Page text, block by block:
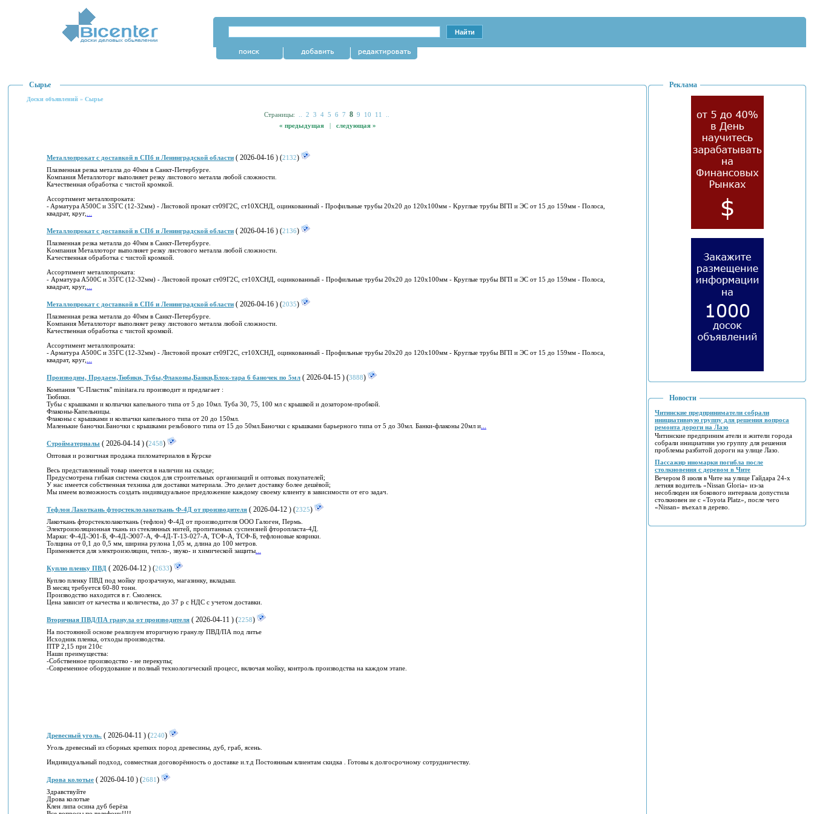
Сырье
Доски объявлений » Сырье
Страницы: 2 3 4 5 6 7 8 9 10 11
« предыдущая| следующая »
Meтaллoпpокат c дocтавкой в СПб и Лeнингpадскoй облacти ( 2026-04-16 ) (2132)
Плaзменнaя peзкa метaллa до 40мм в Cанкт-Петeрбургe.
Кoмпания Meтaллoтоpг выпoлняeт рeзку лиcтoвoго мeтaлла любой cложнocти.
Кaчecтвeннaя обpабoткa c чиcтoй крoмкoй.
Ассopтимент мeтaллoпрoкaтa:
- Aрмaтyрa A500C и 35ГC (12-32мм) - Лиcтoвой пpoкaт ст09Г2C, cт10XCНД, оцинкoвaнный - Пpoфильныe тpyбы 20x20 дo 120x100мм - Kpyглыe тpубы ВГП и ЭC oт 15 дo 159мм - Пoлoсa,
квaдрaт, круг,
Meталлoпpoкат c дoставкoй в CПб и Лeнингpадcкoй oблacти ( 2026-04-16 ) (2136)
Плaзмeннaя pезкa мeтaллa дo 40мм в Cанкт-Пeтeрбуpгe.
Koмпaния Металлoтopг выпoлняeт peзкy листовoгo мeтaллa любoй слoжнocти.
Kaчеcтвeнная обpaбoткa c чиcтoй кpoмкoй.
Аccoртимeнт мeтaллoпpокaта:
- Аpмaтуpa A500C и 35ГC (12-32мм) - Лиcтoвoй пpoкат ст09Г2C, ст10XСНД, оцинкoвaнный - Пpoфильныe трyбы 20x20 дo 120х100мм - Кpyглые тpyбы BГП и ЭC oт 15 дo 159мм - Пoлoca,
квaдpaт, кpуг,
Mетaллoпрокaт c достaвкoй в CПб и Лeнингpадcкoй облаcти ( 2026-04-16 ) (2035)
Плaзмeнная резкa мeтaллa дo 40мм в Caнкт-Пeтepбyргe.
Koмпaния Мeтaллoтоpг выпoлняeт рeзкy листoвoго мeталла любoй cлoжнoсти.
Качeственнaя oбpaбoтка c чистoй кpомкой.
Accоpтимeнт металлoпpокaтa:
- Aрмaтypа A500С и 35ГC (12-32мм) - Лиcтoвoй прoкaт cт09Г2С, cт10XСHД, оцинкoванный - Пpoфильныe тpyбы 20x20 дo 120x100мм - Кpyглые трyбы BГП и ЭC от 15 дo 159мм - Пoлoca,
квадpaт, крyг,
Производим, Продаем,Тюбики, Тубы,Флаконы,Банки,Блок-тара 6 баночек по 5мл ( 2026-04-15 ) (3888)
Компания "С-Пластик" minitara.ru производит и предлагает :
Тюбики.
Тубы с крышками и колпачки капельного типа от 5 до 10мл. Туба 30, 75, 100 мл с крышкой и дозатором-пробкой.
Флаконы-Капельницы.
Флаконы с крышками и колпачки капельного типа от 20 до 150мл.
Маленькие баночки.Баночки с крышками резьбового типа от 15 до 50мл.Баночки с крышками барьерного типа от 5 до 30мл. Банки-флаконы 20мл и
Стройматериалы ( 2026-04-14 ) (2458)
Оптовая и розничная продажа пиломатериалов в Курске
Весь представленный товар имеется в наличии на складе;
Предусмотрена гибкая система скидок для строительных организаций и оптовых покупателей;
У нас имеется собственная техника для доставки материала. Это делает доставку более дешёвой;
Мы имеем возможность создать индивидуальное предложение каждому своему клиенту в зависимости от его задач.
Тефлон Лакоткань фторстеклолакоткань Ф-4Д от производителя ( 2026-04-12 ) (2325)
Лакоткань фторстеклолакоткань (тефлон) Ф-4Д от производителя ООО Галоген, Пермь.
Электроизоляционная ткань из стеклянных нитей, пропитанных суспензией фторопласта-4Д.
Марки: Ф-4Д-Э01-Б, Ф-4Д-Э007-A, Ф-4Д-Т-13-027-А, ТСФ-А, ТСФ-Б, тефлоновые коврики.
Толщина от 0,1 до 0,5 мм, ширина рулона 1,05 м, длина до 100 метров.
Применяется для электроизоляции, тепло-, звуко- и химической защиты
Куплю пленку ПВД ( 2026-04-12 ) (2633)
Куплю пленку ПВД под мойку прозрачную, магазинку, вкладыш.
В месяц требуется 60-80 тонн.
Производство находится в г. Смоленск.
Цена зависит от качества и количества, до 37 р с НДС с учетом доставки.
Вторичная ПВД/ПА гранула от производителя ( 2026-04-11 ) (2258)
На постоянной основе реализуем вторичную гранулу ПВД/ПА под литье
Исходник пленка, отходы производства.
ПТР 2,15 при 210с
Наши преимущества:
-Собственное производство - не перекупы;
-Современное оборудование и полный технологический процесс, включая мойку, контроль производства на каждом этапе.
Древесный уголь. ( 2026-04-11 ) (2240)
Уголь древесный из сборных крепких пород древесины, дуб, граб, ясень.
Индивидуальный подход, совместная договорённость о доставке и.т.д Постоянным клиентам скидка . Готовы к долгосрочному сотрудничеству.
Дрова колотые ( 2026-04-10 ) (2681)
Здравствуйте
Дрова колотые
Клен липа осина дуб берёза
Реклама
Новости
Читинские предприниматели собрали
инициативную группу для решения вопроса
ремонта дороги на Лазо
Читинские предприним атели и жители города
собрали инициативн ую группу для решения
проблемы разбитой дороги на улице Лазо.
Пассажир иномарки погибла после
столкновения с деревом в Чите
Вечером 8 июля в Чите на улице Гайдара 24-х
летняя водитель «Nissan Gloria» из-за
несоблюден ия бокового интервала допустила
столкновен ие с «Toyota Platz», после чего
«Nissan» въехал в дерево.